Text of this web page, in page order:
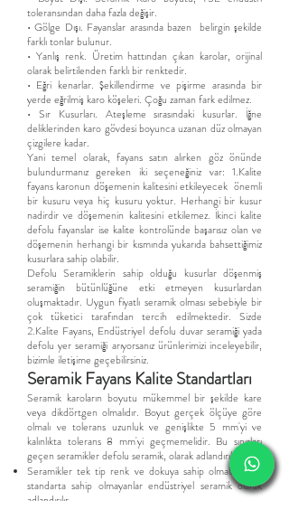
toleransından daha fazla değişir.
• Gölge Dışı. Fayanslar arasında bazen belirgin şekilde
farklı tonlar bulunur.
• Yanlış renk. Üretim hattından çıkan karolar, orijinal
olarak belirtilenden farklı bir renktedir.
• Eğri kenarlar. Şekillendirme ve pişirme arasında bir
yerde eğrilmiş karo köşeleri. Çoğu zaman fark edilmez.
• Sır Kusurları. Ateşleme sırasındaki kusurlar. İğne
deliklerinden karo gövdesi boyunca uzanan düz olmayan
çizgilere kadar.
Yani temel olarak, fayans satın alırken göz önünde
bulundurmanız gereken iki seçeneğiniz var: 1.Kalite
fayans karonun döşemenin kalitesini etkileyecek önemli
bir kusuru veya hiç kusuru yoktur. Herhangi bir kusur
nadirdir ve döşemenin kalitesini etkilemez. İkinci kalite
defolu fayanslar ise kalite kontrolünde başarısız olan ve
döşemenin herhangi bir kısmında yukarıda bahsettiğimiz
kusurlara sahip olabilir.
Defolu Seramiklerin sahip olduğu kusurlar döşenmiş
seramiğin bütünlüğüne etki etmeyen kusurlardan
oluşmaktadır. Uygun fiyatlı seramik olması sebebiyle bir
çok tüketici tarafından tercih edilmektedir. Sizde
2.Kalite Fayans, Endüstriyel defolu duvar seramiği yada
defolu yer seramiği arıyorsanız ürünlerimizi inceleyebilir,
bizimle iletişime geçebilirsiniz.
​Seramik Fayans Kalite Standartları
Seramik karoların boyutu mükemmel bir şekilde kare
veya dikdörtgen olmalıdır. Boyut gerçek ölçüye göre
olmalı ve tolerans uzunluk ve genişlikte 5 mm'yi ve
kalınlıkta tolerans 8 mm'yi geçmemelidir. Bu sınırları
geçen seramikler defolu seramik, olarak adlandırılır.
Seramikler tek tip renk ve dokuya sahip olmalıdır. Bu
standarta sahip olmayanlar endüstriyel seramik olarak
adlandırılır.